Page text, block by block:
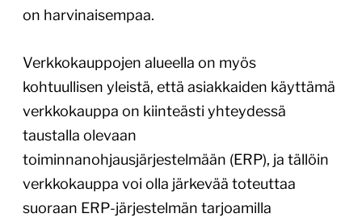
on harvinaisempaa.
Verkkokauppojen alueella on myös
kohtuullisen yleistä, että asiakkaiden käyttämä
verkkokauppa on kiinteästi yhteydessä
taustalla olevaan
toiminnanohjausjärjestelmään (ERP), ja tällöin
verkkokauppa voi olla järkevää toteuttaa
suoraan ERP-järjestelmän tarjoamilla